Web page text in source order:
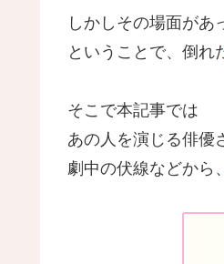
しかしその場面があ
ということで、倒れ
そこで本記事では
あの人を演じる俳優
劇中の伏線などから、